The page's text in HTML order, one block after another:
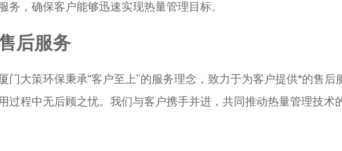
服务，确保客户能够迅速实现热量管理目标。
后服务
厦门大策环保秉承“客户至上"的服务理念，致力于为客户提供*的售
用过程中无后顾之忧。我们与客户携手并进，共同推动热量管理技术